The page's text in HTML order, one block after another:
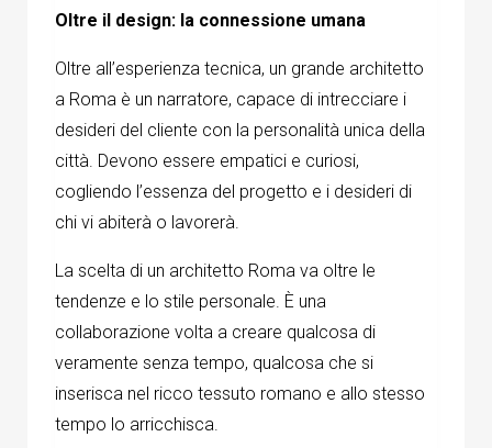
Oltre il design: la connessione umana
Oltre all’esperienza tecnica, un grande architetto
a Roma è un narratore, capace di intrecciare i
desideri del cliente con la personalità unica della
città. Devono essere empatici e curiosi,
cogliendo l’essenza del progetto e i desideri di
chi vi abiterà o lavorerà.
La scelta di un architetto Roma va oltre le
tendenze e lo stile personale. È una
collaborazione volta a creare qualcosa di
veramente senza tempo, qualcosa che si
inserisca nel ricco tessuto romano e allo stesso
tempo lo arricchisca.